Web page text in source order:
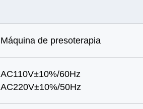
Máquina de presoterapia
AC110V±10%/60Hz
AC220V±10%/50Hz